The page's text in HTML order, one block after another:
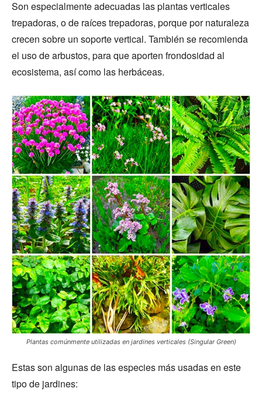
Son especialmente adecuadas las plantas verticales
trepadoras, o de raíces trepadoras, porque por naturaleza
crecen sobre un soporte vertical. También se recomienda
el uso de arbustos, para que aporten frondosidad al
ecosistema, así como las herbáceas.
Plantas comúnmente utilizadas en jardines verticales (Singular Green)
Estas son algunas de las especies más usadas en este
tipo de jardines: